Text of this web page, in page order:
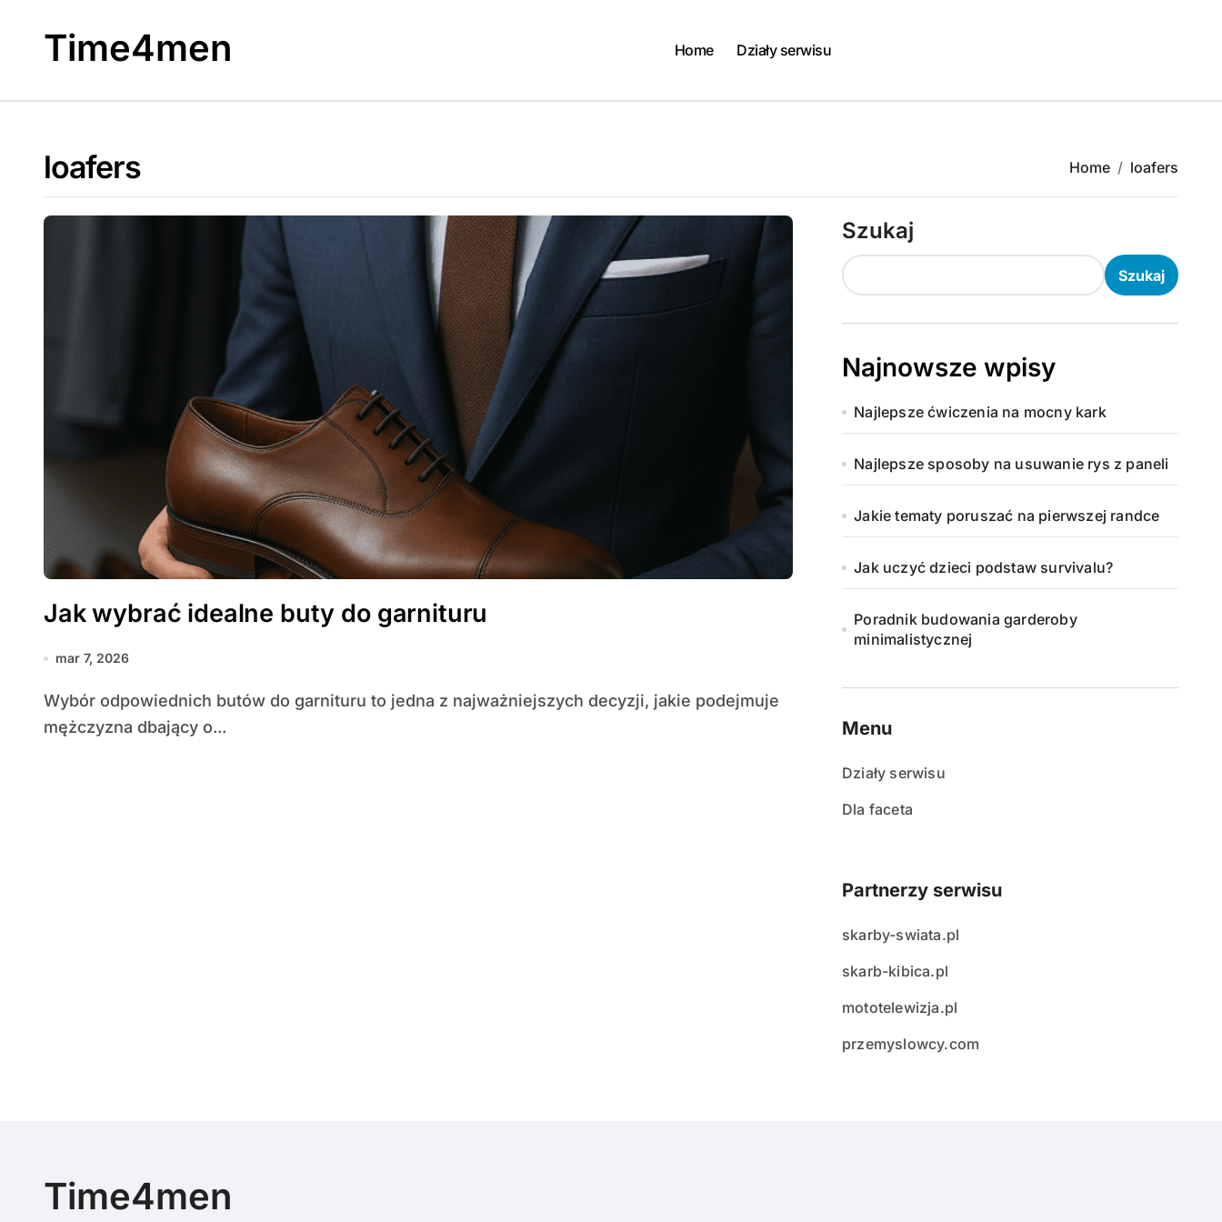
Time4men Home Działy serwisu
loafers Home loafers
Jak wybrać idealne buty do garnituru
mar 7, 2026
Wybór odpowiednich butów do garnituru to jedna z najważniejszych decyzji, jakie podejmuje
mężczyzna dbający o...
Szukaj
Szukaj
Najnowsze wpisy
Najlepsze ćwiczenia na mocny kark
Najlepsze sposoby na usuwanie rys z paneli
Jakie tematy poruszać na pierwszej randce
Jak uczyć dzieci podstaw survivalu?
Poradnik budowania garderoby
minimalistycznej
Menu
Działy serwisu
Dla faceta
Partnerzy serwisu
skarby-swiata.pl
skarb-kibica.pl
mototelewizja.pl
przemyslowcy.com
Time4men